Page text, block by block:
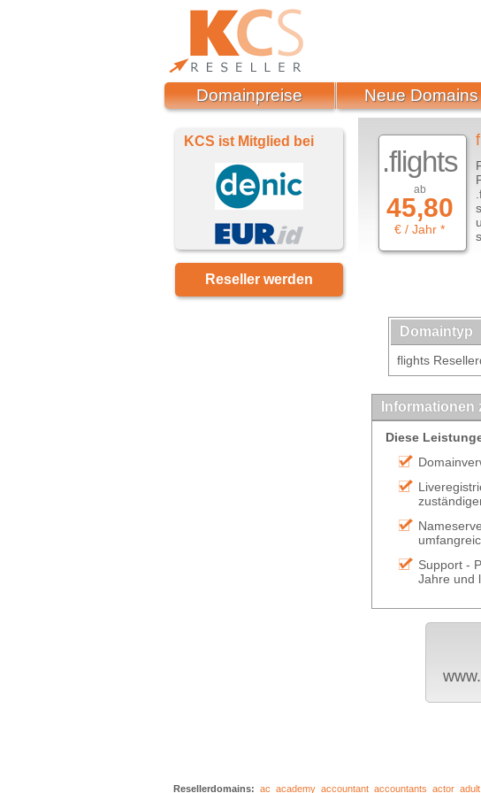
.flights
ab
45,80
€ / Jahr *
Domaintyp
flights
Diese
Support -
Jahre und
www.
KCS ist Mitglied bei
Reseller werden
Resellerdomains: ac academy accountant accountants actor adult
Domainpreise Neue Domains